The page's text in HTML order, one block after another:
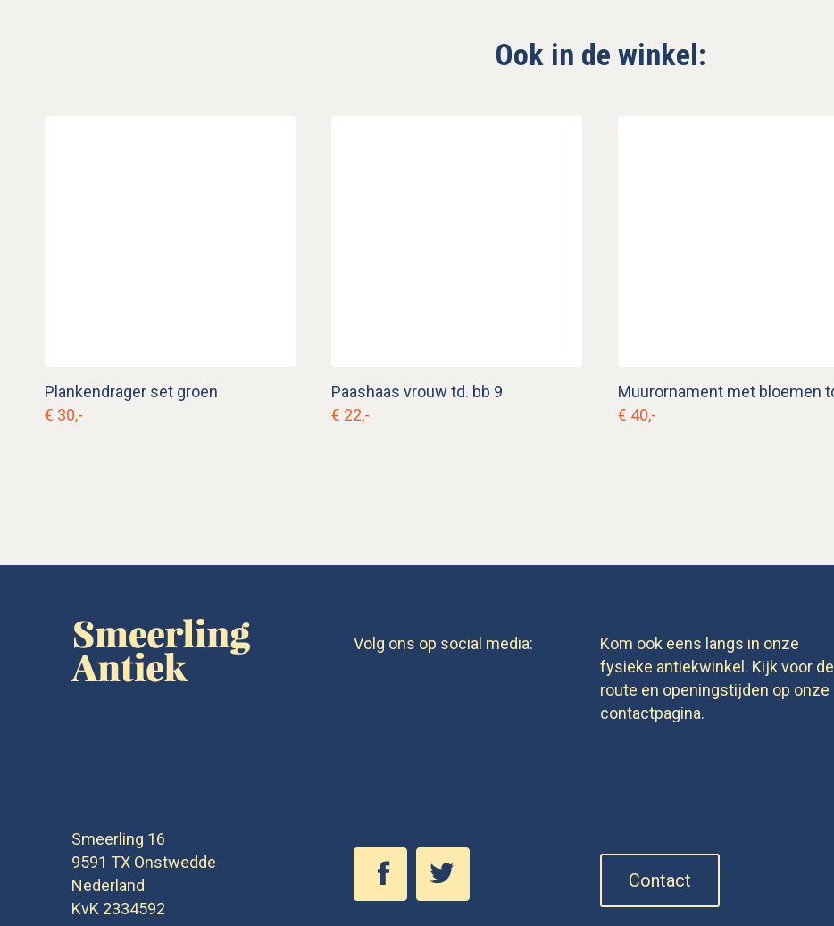
Ook in de winkel:
Plankendrager set groen
€ 30,-
Paashaas vrouw td. bb 9
€ 22,-
€ 40,-
Smeerling 16
9591 TX Onstwedde
Nederland
KvK 2334592
Volg ons op social media:
Kom ook eens langs in onze
fysieke antiekwinkel. Kijk voor de
route en openingstijden op onze
contactpagina.
Contact